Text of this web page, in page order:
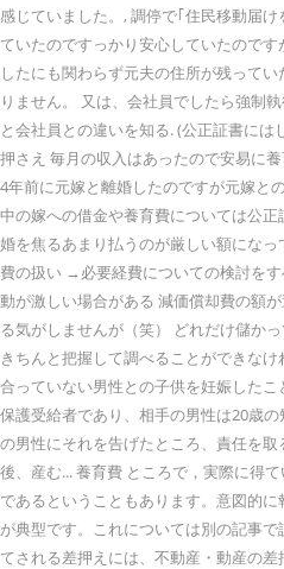
感じていました。, 調停で｢住民移動届
ていたのですっかり安心していたので
したにも関わらず元夫の住所が残って
りません。 又は、会社員でしたら強制
と会社員との違いを知る. (公正証書に
押さえ 毎月の収入はあったので安易に
4年前に元嫁と離婚したのですが元嫁と
中の嫁への借金や養育費については公
婚を焦るあまり払うのが厳しい額にな
費の扱い →必要経費についての検討を
動が激しい場合がある 減価償却費の額
る気がしませんが（笑） どれだけ儲か
きちんと把握して調べることができな
合っていない男性との子供を妊娠した
保護受給者であり、相手の男性は20歳
の男性にそれを告げたところ、責任を
後、産む... 養育費 ところで，実際に得
であるということもあります。意図的
が典型です。これについては別の記事
てされる差押えには、不動産・動産の